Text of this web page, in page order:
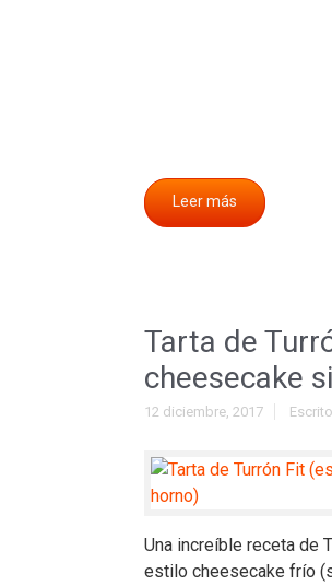
Leer más
Tarta de
cheesecake
12 diciembre, 2017
Una increíble receta de
estilo cheesecake frío